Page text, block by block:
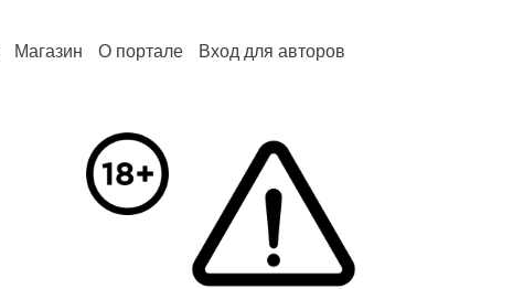
Магазин О портале Вход для авторов